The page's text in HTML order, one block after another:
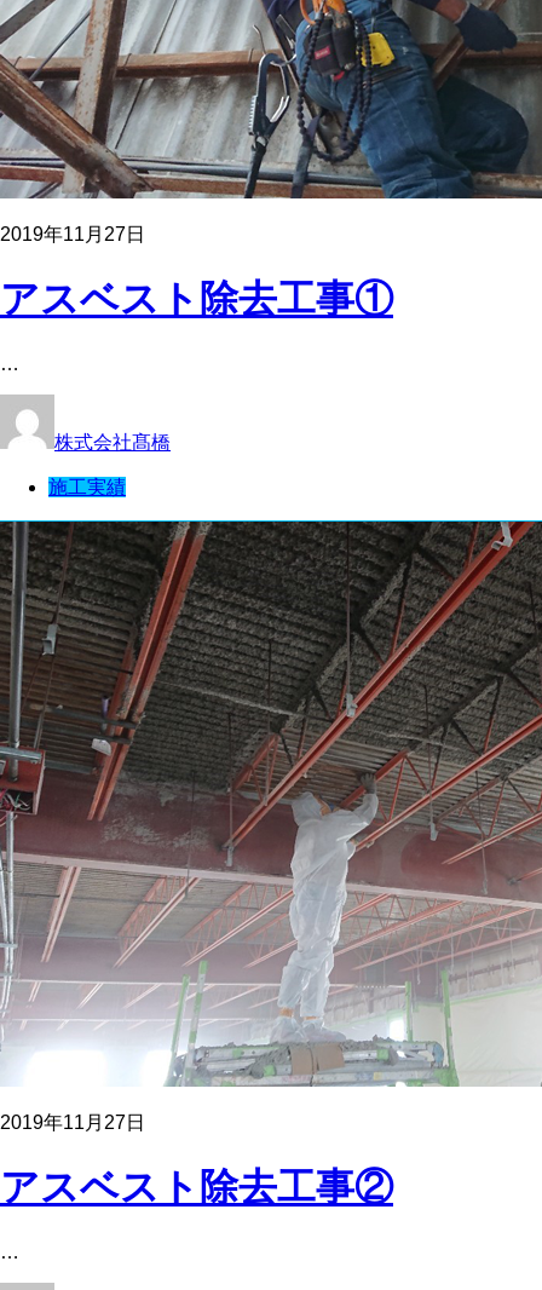
2019年11月27日
アスベスト除去工事①
…
株式会社髙橋
施工実績
2019年11月27日
アスベスト除去工事②
…